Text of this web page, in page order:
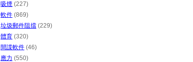
吸煙 (227)
軟件 (869)
垃圾郵件阻擋 (229)
體育 (320)
間諜軟件 (46)
應力 (550)